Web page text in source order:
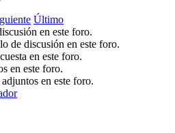
Último
en este foro.
de discusión en este foro.
en este foro.
en este foro.
en este foro.